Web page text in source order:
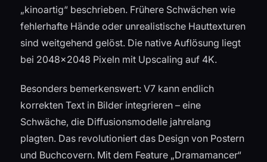
„kinoartig“ beschrieben. Frühere Schwächen wie
fehlerhafte Hände oder unrealistische Hauttexturen
sind weitgehend gelöst. Die native Auflösung liegt
bei 2048×2048 Pixeln mit Upscaling auf 4K.
Besonders bemerkenswert: V7 kann endlich
korrekten Text in Bilder integrieren – eine
Schwäche, die Diffusionsmodelle jahrelang
plagten. Das revolutioniert das Design von Postern
und Buchcovern. Mit dem Feature „Dramamancer“